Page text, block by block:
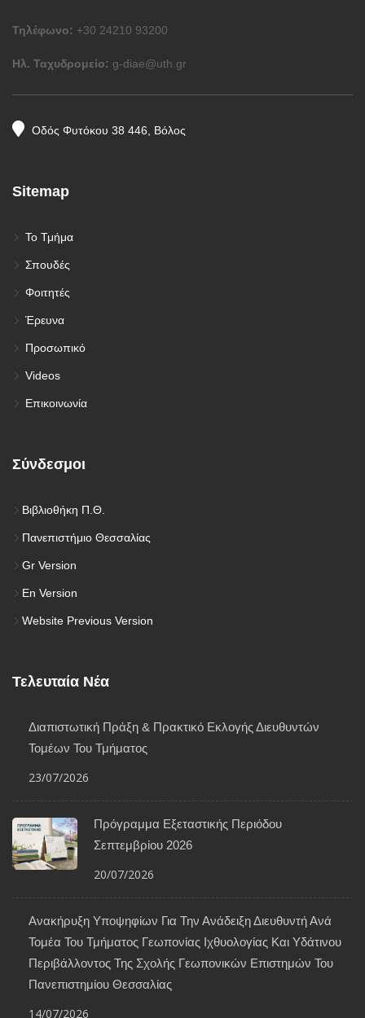
Τηλέφωνο: +30 24210 93200
Ηλ. Ταχυδρομείο: g-diae@uth.gr
Οδός Φυτόκου 38 446, Βόλος
Sitemap
Το Τμήμα
Σπουδές
Φοιτητές
Έρευνα
Προσωπικό
Videos
Επικοινωνία
Σύνδεσμοι
Βιβλιοθήκη Π.Θ.
Πανεπιστήμιο Θεσσαλίας
Gr Version
En Version
Website Previous Version
Τελευταία Νέα
Διαπιστωτική Πράξη & Πρακτικό Εκλογής Διευθυντών
Τομέων Του Τμήματος
23/07/2026
Πρόγραμμα Εξεταστικής Περιόδου
Σεπτεμβρίου 2026
20/07/2026
Ανακήρυξη Υποψηφίων Για Την Ανάδειξη Διευθυντή Ανά
Τομέα Του Τμήματος Γεωπονίας Ιχθυολογίας Και Υδάτινου
Περιβάλλοντος Της Σχολής Γεωπονικών Επιστημών Του
Πανεπιστημίου Θεσσαλίας
14/07/2026